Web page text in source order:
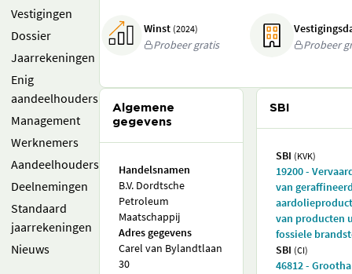
Vestigingen
Dossier
Jaarrekeningen
Enig
aandeelhouders
Management
Werknemers
Aandeelhouders
Deelnemingen
Standaard
jaarrekeningen
Nieuws
Winst (2024)
Probeer gratis
Probeer
Algemene
gegevens
Handelsnamen
B.V. Dordtsche
Petroleum
Maatschappij
Adres gegevens
Carel van Bylandtlaan
30
SBI
SBI (KVK)
19200 -
van
van producten
fossiele
SBI (CI)
46812 -